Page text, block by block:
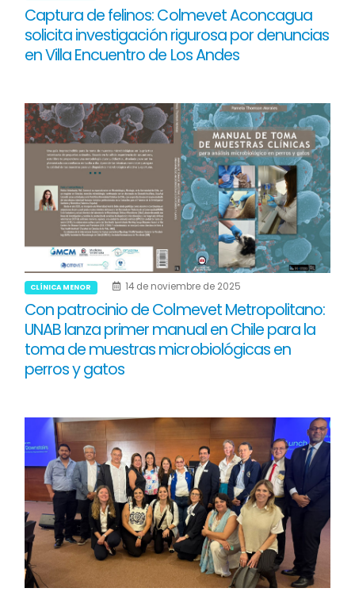
Captura de felinos: Colmevet Aconcagua
solicita investigación rigurosa por denuncias
en Villa Encuentro de Los Andes
CLÍNICA MENOR 14 de noviembre de 2025
Con patrocinio de Colmevet Metropolitano:
UNAB lanza primer manual en Chile para la
toma de muestras microbiológicas en
perros y gatos